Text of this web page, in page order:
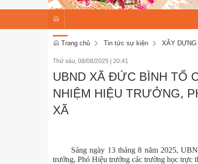
Trang chủ Tin tức sự kiện XÂY DỰNG
Thứ sáu, 08/08/2025 | 20:41
UBND XÃ ĐỨC BÌNH TỔ
NHIỆM HIỆU TRƯỞNG,
XÃ
Sáng ngày 13 tháng 8 năm 2025,
trưởng, Phó Hiệu trưởng các trường học trực